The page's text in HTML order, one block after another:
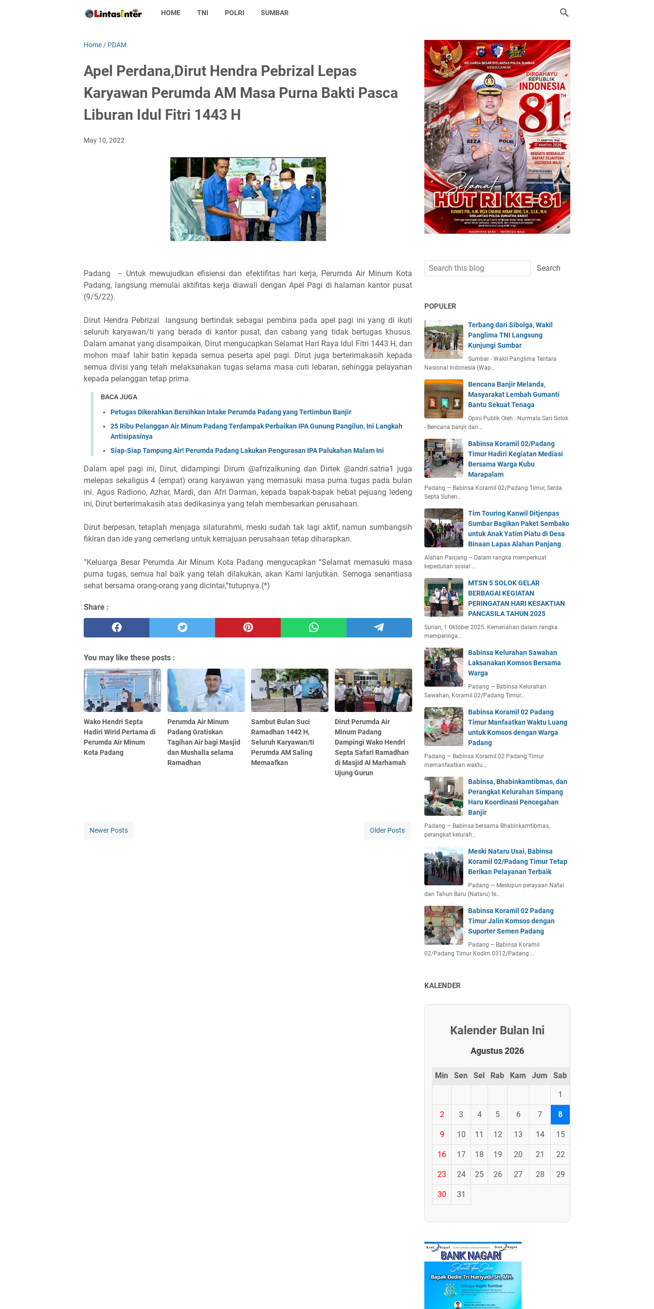
HOME TNI POLRI SUMBAR
Home / PDAM
Apel Perdana,Dirut Hendra Pebrizal Lepas
Karyawan Perumda AM Masa Purna Bakti Pasca
Liburan Idul Fitri 1443 H
May 10, 2022
Padang – Untuk mewujudkan efisiensi dan efektifitas hari kerja, Perumda Air Minum Kota
Padang, langsung memulai aktifitas kerja diawali dengan Apel Pagi di halaman kantor pusat
(9/5/22).
Dirut Hendra Pebrizal langsung bertindak sebagai pembina pada apel pagi ini yang di ikuti
seluruh karyawan/ti yang berada di kantor pusat, dan cabang yang tidak bertugas khusus.
Dalam amanat yang disampaikan, Dirut mengucapkan Selamat Hari Raya Idul Fitri 1443 H, dan
mohon maaf lahir batin kepada semua peserta apel pagi. Dirut juga berterimakasih kepada
semua divisi yang telah melaksanakan tugas selama masa cuti lebaran, sehingga pelayanan
kepada pelanggan tetap prima.
BACA JUGA
Petugas Dikerahkan Bersihkan Intake Perumda Padang yang Tertimbun Banjir
25 Ribu Pelanggan Air Minum Padang Terdampak Perbaikan IPA Gunung Pangilun, Ini Langkah
Antisipasinya
Siap-Siap Tampung Air! Perumda Padang Lakukan Pengurasan IPA Palukahan Malam Ini
Dalam apel pagi ini, Dirut, didampingi Dirum @afrizalkuning dan Dirtek @andri.satria1 juga
melepas sekaligus 4 (empat) orang karyawan yang memasuki masa purna tugas pada bulan
ini. Agus Radiono, Azhar, Mardi, dan Afri Darman, kepada bapak-bapak hebat pejuang ledeng
ini, Dirut berterimakasih atas dedikasinya yang telah membesarkan perusahaan.
Dirut berpesan, tetaplah menjaga silaturahmi, meski sudah tak lagi aktif, namun sumbangsih
fikiran dan ide yang cemerlang untuk kemajuan perusahaan tetap diharapkan.
“Keluarga Besar Perumda Air Minum Kota Padang mengucapkan “Selamat memasuki masa
purna tugas, semua hal baik yang telah dilakukan, akan Kami lanjutkan. Semoga senantiasa
sehat bersama orang-orang yang dicintai,”tutupnya.(*)
Share :
You may like these posts :
Wako Hendri Septa
Hadiri Wirid Pertama di
Perumda Air Minum
Kota Padang
Perumda Air Minum
Padang Gratiskan
Tagihan Air bagi Masjid
dan Mushalla selama
Ramadhan
Sambut Bulan Suci
Ramadhan 1442 H,
Seluruh Karyawan/ti
Perumda AM Saling
Memaafkan
Dirut Perumda Air
Minum Padang
Dampingi Wako Hendri
Septa Safari Ramadhan
di Masjid Al Marhamah
Ujung Gurun
Newer Posts Older Posts
POPULER
Terbang dari Sibolga, Wakil
Panglima TNI Langsung
Kunjungi Sumbar
Sumbar - Wakil Panglima Tentara
Nasional Indonesia (Wap…
Bencana Banjir Melanda,
Masyarakat Lembah Gumanti
Bantu Sekuat Tenaga
Opini Publik Oleh : Nurmala Sari Solok
- Bencana banjir dan…
Babinsa Koramil 02/Padang
Timur Hadiri Kegiatan Mediasi
Bersama Warga Kubu
Marapalam
Padang — Babinsa Koramil 02/Padang Timur, Serda
Septa Suhen…
Tim Touring Kanwil Ditjenpas
Sumbar Bagikan Paket Sembako
untuk Anak Yatim Piatu di Desa
Binaan Lapas Alahan Panjang
Alahan Panjang – Dalam rangka memperkuat
kepedulian sosial …
MTSN 5 SOLOK GELAR
BERBAGAI KEGIATAN
PERINGATAN HARI KESAKTIAN
PANCASILA TAHUN 2025
Surian, 1 Oktober 2025. Kemeriahan dalam rangka
memperinga…
Babinsa Kelurahan Sawahan
Laksanakan Komsos Bersama
Warga
Padang — Babinsa Kelurahan
Sawahan, Koramil 02/Padang Timur…
Babinsa Koramil 02 Padang
Timur Manfaatkan Waktu Luang
untuk Komsos dengan Warga
Padang
Padang — Babinsa Koramil 02 Padang Timur
memanfaatkan waktu…
Babinsa, Bhabinkamtibmas, dan
Perangkat Kelurahan Simpang
Haru Koordinasi Pencegahan
Banjir
Padang — Babinsa bersama Bhabinkamtibmas,
perangkat kelurah…
Meski Nataru Usai, Babinsa
Koramil 02/Padang Timur Tetap
Berikan Pelayanan Terbaik
Padang — Meskipun perayaan Natal
dan Tahun Baru (Nataru) te…
Babinsa Koramil 02 Padang
Timur Jalin Komsos dengan
Suporter Semen Padang
Padang – Babinsa Koramil
02/Padang Timur Kodim 0312/Padang …
KALENDER
Kalender Bulan Ini
Agustus 2026
Min Sen Sel Rab Kam Jum Sab
1
2 3 4 5 6 7 8
9 10 11 12 13 14 15
16 17 18 19 20 21 22
23 24 25 26 27 28 29
30 31